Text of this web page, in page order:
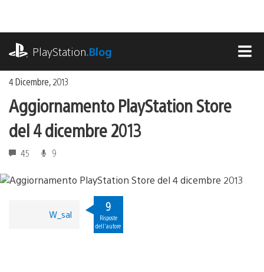
contenuto
PlayStation.Blog
4 Dicembre, 2013
Aggiornamento PlayStation Store
del 4 dicembre 2013
45 9
W_sal
9
Risposte
dell'autore